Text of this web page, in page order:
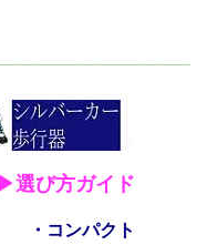
▶選び方ガイド
・コンパクト